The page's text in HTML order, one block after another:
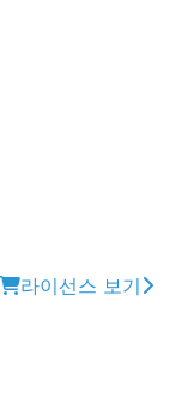
라이선스 보기